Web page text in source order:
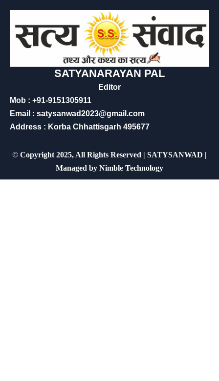
SATYANARAYAN PAL
Editor
Mob : +91-9151305911
Email : satysanwad2023@gmail.com
Address : Korba Chhattisgarh 495677
© Copyright 2025, All Rights Reserved | SATYSANWAD |
Managed by Nimble Technology